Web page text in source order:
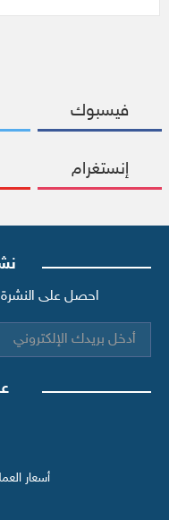
فيسبوك
إنستغرام
احصل على النشرة
أسعار